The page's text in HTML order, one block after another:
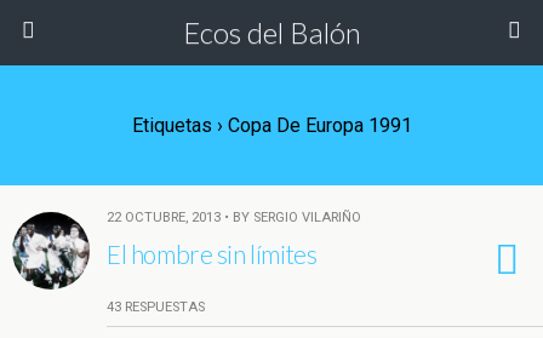
Ecos del Balón
Etiquetas › Copa De Europa 1991
22 OCTUBRE, 2013 • BY SERGIO VILARIÑO
El hombre sin límites
43 RESPUESTAS